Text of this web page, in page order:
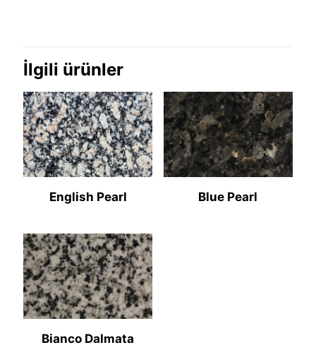
İlgili ürünler
English Pearl Blue Pearl
Bianco Dalmata